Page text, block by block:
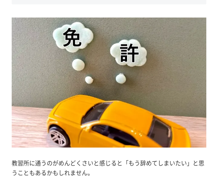
教習所に通うのがめんどくさいと感じると「もう辞めてしまいたい」と思
うこともあるかもしれません。